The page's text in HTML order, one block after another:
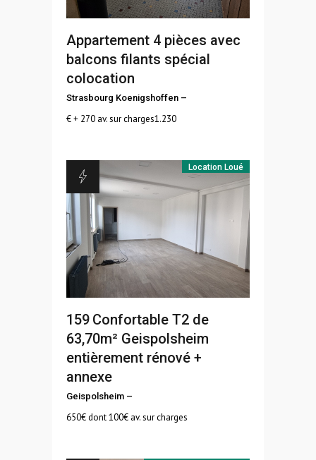
Appartement 4 pièces avec
balcons filants spécial
colocation
Strasbourg Koenigshoffen –
€ + 270 av. sur charges1.230
Location Loué
159 Confortable T2 de
63,70m² Geispolsheim
entièrement rénové +
annexe
Geispolsheim –
650€ dont 100€ av. sur charges